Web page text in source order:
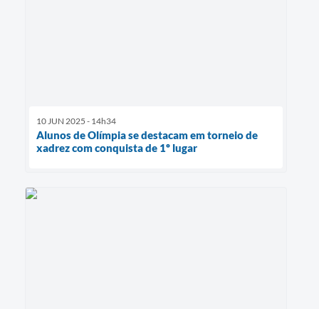
10 JUN 2025 - 14h34
Alunos de Olímpia se destacam em torneio de
xadrez com conquista de 1º lugar